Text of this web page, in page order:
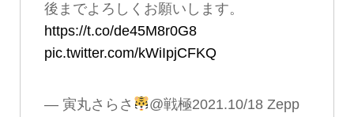
後までよろしくお願いします。
https://t.co/de45M8r0G8
pic.twitter.com/kWiIpjCFKQ
— 寅丸さらさ @戦極2021.10/18 Zepp